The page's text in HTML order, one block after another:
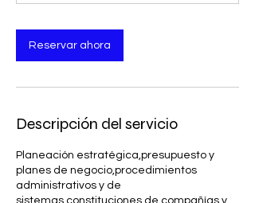
Reservar ahora
Descripción del servicio
Planeación estratégica,presupuesto y
planes de negocio,procedimientos
administrativos y de
sistemas,constituciones de compañías y